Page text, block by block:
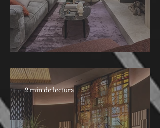
Neolith en Casa Decor
2 min de lectura